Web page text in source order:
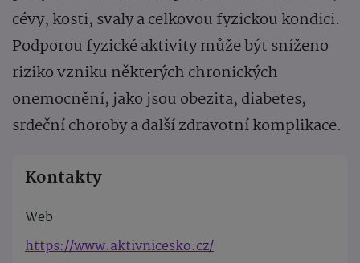
cévy, kosti, svaly a celkovou fyzickou kondici.
Podporou fyzické aktivity může být sníženo
riziko vzniku některých chronických
onemocnění, jako jsou obezita, diabetes,
srdeční choroby a další zdravotní komplikace.
Kontakty
Web
https://www.aktivnicesko.cz/